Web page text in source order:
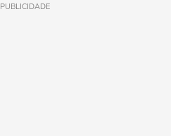
PUBLICIDADE